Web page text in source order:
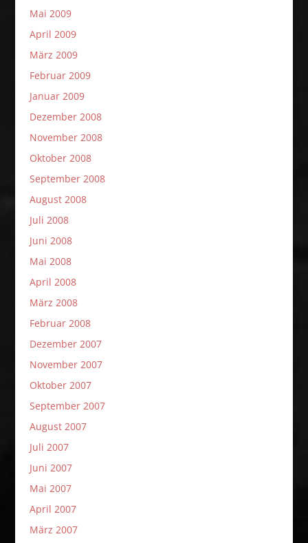
Mai 2009
April 2009
März 2009
Februar 2009
Januar 2009
Dezember 2008
November 2008
Oktober 2008
September 2008
August 2008
Juli 2008
Juni 2008
Mai 2008
April 2008
März 2008
Februar 2008
Dezember 2007
November 2007
Oktober 2007
September 2007
August 2007
Juli 2007
Juni 2007
Mai 2007
April 2007
März 2007